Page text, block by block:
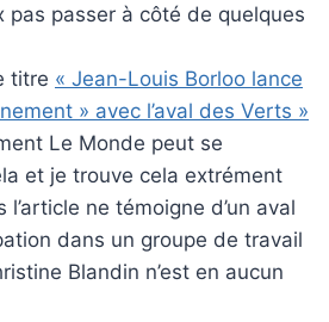
pas passer à côté de quelques
titre « Jean-Louis Borloo lance
» avec l’aval des Verts »
Le Monde peut se
et je trouve cela extrément
ne témoigne d’un aval
dans un groupe de travail
Blandin n’est en aucun